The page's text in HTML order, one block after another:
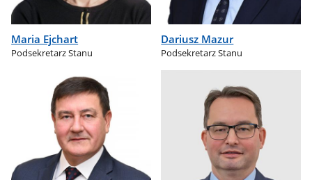
Maria Ejchart
Podsekretarz Stanu
Dariusz Mazur
Podsekretarz Stanu